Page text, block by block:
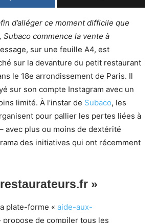
d’alléger ce moment difficile que
commence la vente à
sur une feuille A4, est
sur la devanture du petit restaurant
le 18e arrondissement de Paris. Il
sur son compte Instagram avec un
limité. À l’instar de Subaco, les
pour pallier les pertes liées à
avec plus ou moins de dextérité
des initiatives qui ont récemment
»
plate-forme « aide-aux-
propose de compiler tous les